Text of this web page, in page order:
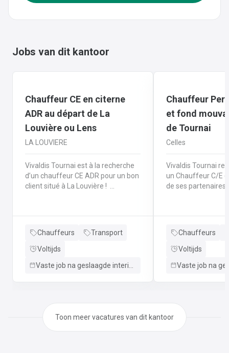
Jobs van dit kantoor
Chauffeur CE en citerne
ADR au départ de La
Louvière ou Lens
LA LOUVIERE
Vivaldis Tournai est à la recherche
d’un chauffeur CE ADR pour un bon
client situé à La Louvière !
transport de marchandises par
nationaux et internationaux. Zone
géographique : Déplacements
Pays-Bas.Missions : Effectuer les
en toute sécurité.Veiller au bon
entretien du véhicule et du matériel
Chauffeurs
Transport
Voltijds
Vaste job na geslaagde interimperiode
Chauffeur
et fond
de Tournai
Celles
Vivaldis Tournai
un Chauffeur C/E
de ses partenaires
prendrez les
Missions au quotidien
Assurer la
et des consignes
vigueur.Entretien :
Chauffeurs
Voltijds
Toon meer vacatures van dit kantoor